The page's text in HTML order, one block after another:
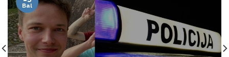
ŽMONĖS
Kov